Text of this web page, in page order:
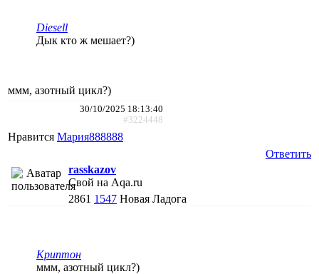
Diesell
Дык кто ж мешает?)
ммм, азотный цикл?)
30/10/2025 18:13:40
#3224448
Нравится Мария888888
Ответить
rasskazov
Свой на Aqa.ru
2861 1547 Новая Ладога
Криптон
ммм, азотный цикл?)